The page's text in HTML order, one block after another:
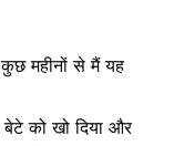
कुछ महीनों से मैं यह
को खो दिया और